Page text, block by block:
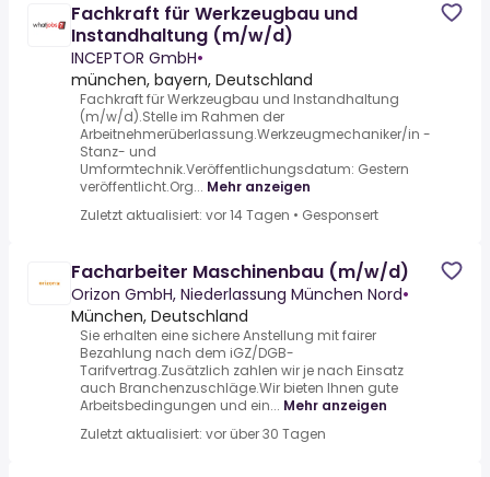
Fachkraft für Werkzeugbau und
Instandhaltung (m/w/d)
INCEPTOR GmbH•
münchen, bayern, Deutschland
Fachkraft für Werkzeugbau und Instandhaltung
(m/w/d).Stelle im Rahmen der
Arbeitnehmerüberlassung.Werkzeugmechaniker/in -
Stanz- und
Umformtechnik.Veröffentlichungsdatum: Gestern
veröffentlicht.Org... Mehr anzeigen
Zuletzt aktualisiert: vor 14 Tagen • Gesponsert
Facharbeiter Maschinenbau (m/w/d)
Orizon GmbH, Niederlassung München Nord•
München, Deutschland
Sie erhalten eine sichere Anstellung mit fairer
Bezahlung nach dem iGZ/DGB-
Tarifvertrag.Zusätzlich zahlen wir je nach Einsatz
auch Branchenzuschläge.Wir bieten Ihnen gute
Arbeitsbedingungen und ein... Mehr anzeigen
Zuletzt aktualisiert: vor über 30 Tagen